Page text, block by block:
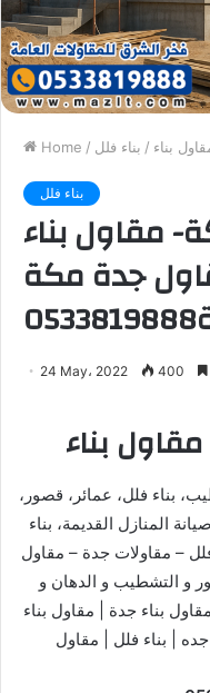
Home / بناء / بناء فلل
بناء فلل
مقاول بناء
جدة مكة
24 May، 2022 400
بناء فلل، عمائر، قصور،
المنازل القديمة، بناء
– مقاولات جدة – مقاول
و التشطيب و الدهان و
بناء جدة | مقاول بناء
| بناء فلل | مقاول